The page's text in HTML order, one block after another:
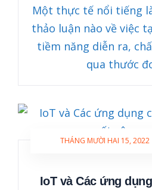
Một thực tế nổi tiếng
thảo luận nào về việc
tiềm năng diễn ra,
qua thước
THÁNG MƯỜI HAI 15, 2022
IoT và Các ứng